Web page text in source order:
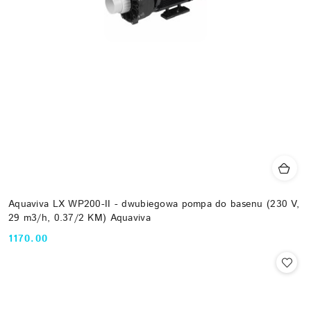
Aquaviva LX WP200-II - dwubiegowa pompa do basenu (230 V,
29 m3/h, 0.37/2 KM) Aquaviva
Cena:
1170.00